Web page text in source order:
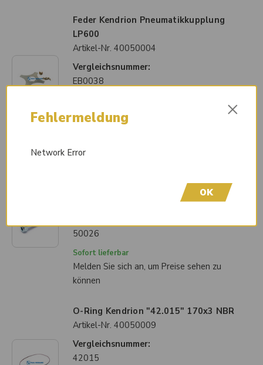
Feder Kendrion Pneumatikkupplung
LP600
Artikel-Nr. 40050004
Vergleichsnummer:
EB0038
Melden Sie sich an, um Preise sehen zu
Zylinderschraube mit Innensechskant
50026
Sofort lieferbar
Melden Sie sich an, um Preise sehen zu
können
O-Ring Kendrion "42.015" 170x3 NBR
Artikel-Nr. 40050009
Vergleichsnummer:
42015
Fehlermeldung ×
Network Error
OK